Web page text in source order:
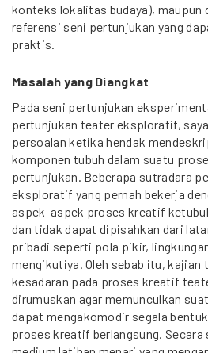
konteks lokalitas budaya), maupun
referensi seni pertunjukan yang
praktis.
Masalah yang Diangkat
Pada seni pertunjukan
pertunjukan teater eksploratif,
persoalan ketika hendak
komponen tubuh dalam suatu
pertunjukan. Beberapa sutradara
eksploratif yang pernah bekerja
aspek-aspek proses kreatif
dan tidak dapat dipisahkan dari
pribadi seperti pola pikir,
mengikutiya. Oleh sebab itu, kajian
kesadaran pada proses kreatif
dirumuskan agar memunculkan
dapat mengakomodir segala
proses kreatif berlangsung. Secara